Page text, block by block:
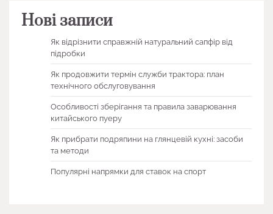
Нові записи
Як відрізнити справжній натуральний сапфір від
підробки
Як продовжити термін служби трактора: план
технічного обслуговування
Особливості зберігання та правила заварювання
китайського пуеру
Як прибрати подряпини на глянцевій кухні: засоби
та методи
Популярні напрямки для ставок на спорт